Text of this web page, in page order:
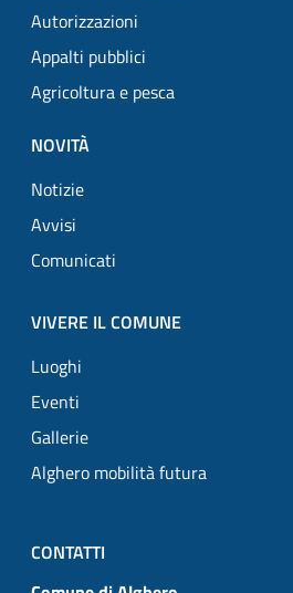
Autorizzazioni
Appalti pubblici
Agricoltura e pesca
NOVITÀ
Notizie
Avvisi
Comunicati
VIVERE IL COMUNE
Luoghi
Eventi
Gallerie
Alghero mobilità futura
CONTATTI